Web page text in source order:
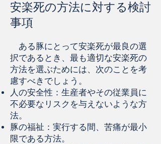
安楽死の方法に対する検討
事項
ある豚にとって安楽死が最良の選
択であるとき、最も適切な安楽死の
方法を選ぶためには、次のことを考
慮すべきでしょう。
人の安全性：生産者やその従業員に
不必要なリスクを与えないような方
法。
豚の福祉：実行する間、苦痛が最小
限である方法。